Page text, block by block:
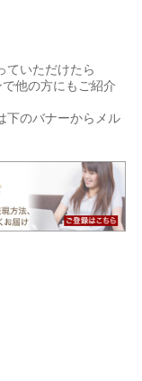
ていただけたら
他の方にもご紹介
下のバナーからメル